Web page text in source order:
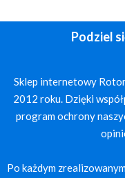
Podziel
Sklep internetowy
2012 roku. Dzięki
program ochrony
Po każdym